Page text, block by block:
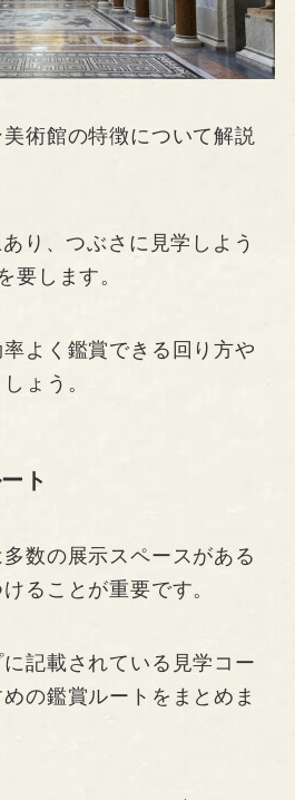
術館の特徴について解説
り、つぶさに見学しよう
要します。
よく鑑賞できる回り方や
ょう。
ト
数の展示スペースがある
ることが重要です。
記載されている見学コー
の鑑賞ルートをまとめま